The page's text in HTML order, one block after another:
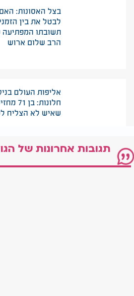
בצל האסונות:
לבטל את בין
תשובתו
הרב שלום ארוש
אליפות העולם
חלונות:
שאיש לא הצליח
תגובות אחרונות של